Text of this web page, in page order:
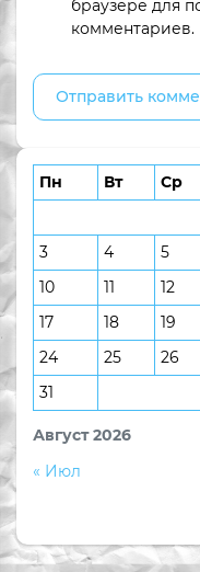
браузере для
комментариев.
Август 2026
Пн Вт Ср
3
4 5
10
11 12
17
18 19
24
25 26
31
« Июл